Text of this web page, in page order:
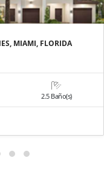
MIAMI, FLORIDA
2.5 Baño(s)